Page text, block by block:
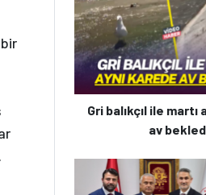
Gri balıkçıl ile martı
av